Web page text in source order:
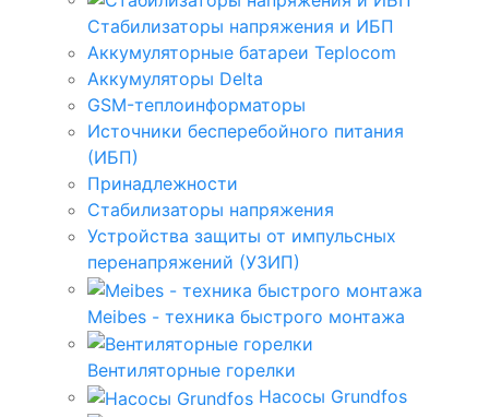
Стабилизаторы напряжения и ИБП
Аккумуляторные батареи Teplocom
Аккумуляторы Delta
GSM-теплоинформаторы
Источники бесперебойного питания
(ИБП)
Принадлежности
Стабилизаторы напряжения
Устройства защиты от импульсных
перенапряжений (УЗИП)
Meibes - техника быстрого монтажа
Вентиляторные горелки
Насосы Grundfos